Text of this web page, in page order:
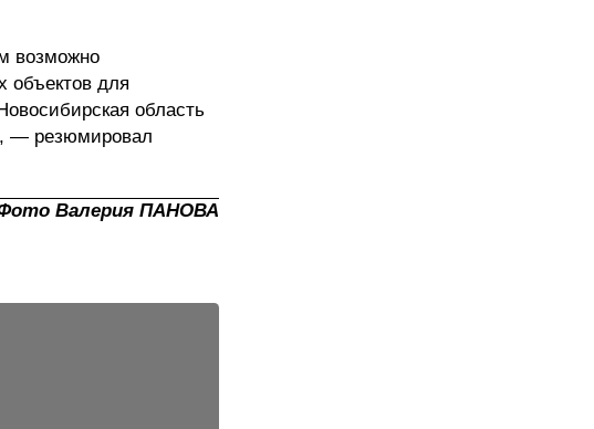
возможно
объектов для
область
— резюмировал
Валерия ПАНОВА